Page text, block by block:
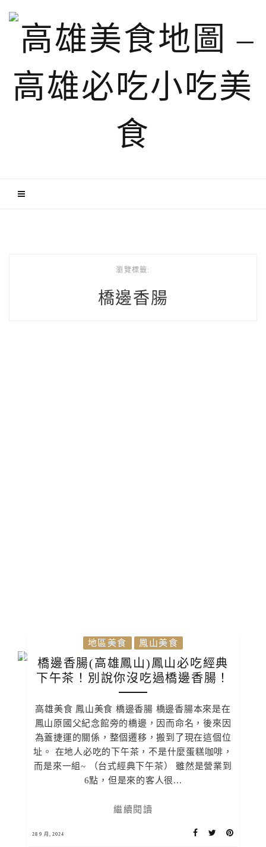
瀏覽標籤:
橋邊香腸
地區美食 鳳山美食
橋邊香腸(高雄鳳山)鳳山必吃經典
下午茶！別說你沒吃過橋邊香腸！
高雄美食 鳳山美食 橋邊香腸 橋邊香腸本來是在
鳳山原國父紀念館旁的橋邊，因而命名，後來因
為蓋捷運的關係，整個遷移，搬到了現在這個位
址。 在地人必吃的下午茶，不是什麼蛋糕咖啡，
而是來一組~ （台式經典下午茶） 雖然是營業到
6點，但是來的客人很...
繼續閱讀
28 9 月, 2024